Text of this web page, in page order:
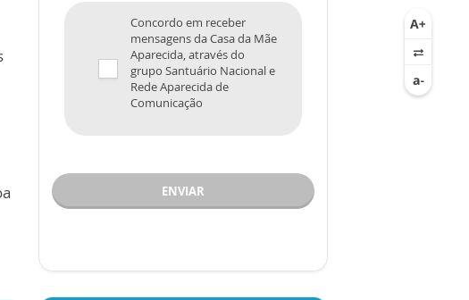
Concordo em receber
mensagens da Casa da Mãe
Aparecida, através do
grupo Santuário Nacional e
Rede Aparecida de
Comunicação
ENVIAR